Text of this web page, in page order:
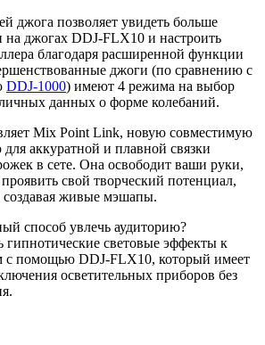
джога позволяет увидеть больше
джогах DDJ‑FLX10 и настроить
благодаря расширенной функции
джоги (по сравнению с
DDJ‑1000) имеют 4 режима на выбор
данных о форме колебаний.
Mix Point Link, новую совместимую
аккуратной и плавной связки
в сете. Она освободит ваши руки,
свой творческий потенциал,
живые мэшапы.
способ увлечь аудиторию?
гипнотические световые эффекты к
с помощью DDJ‑FLX10, который имеет
осветительных приборов без